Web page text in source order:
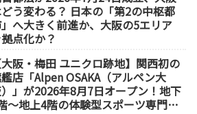
う変わる？ 日本の「第2の中枢都
へ大きく前進か、大阪の5エリア
点化か？
大阪・梅田 ユニクロ跡地】関西初の
店「Alpen OSAKA（アルペン大
」が2026年8月7日オープン！地下
～地上4階の体験型スポーツ専門店